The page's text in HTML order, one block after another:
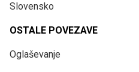
Slovensko
OSTALE POVEZAVE
Oglaševanje